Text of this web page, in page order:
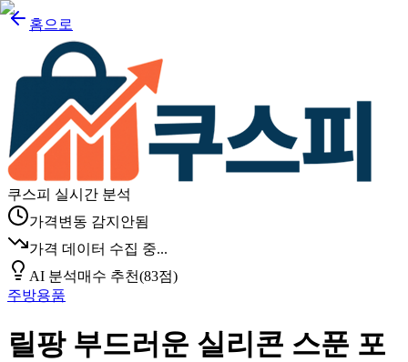
홈으로
쿠스피 실시간 분석
가격변동 감지안됨
가격 데이터 수집 중...
AI 분석매수 추천(83점)
주방용품
릴팡 부드러운 실리콘 스푼 포